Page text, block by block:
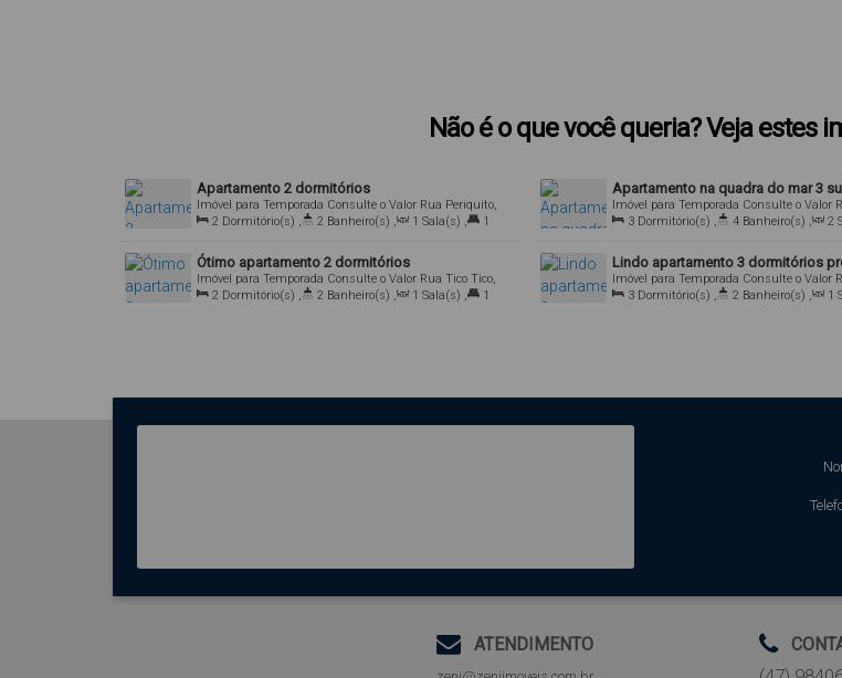
Não é o que você queria? Veja estes
Apartamento 2 dormitórios
Consulte o Valor
Imóvel para Temporada
Rua Periquito,
223, 88215-000, Bombas, Bombinhas, Santa Catarina,
2 Dormitório(s) , 2 Banheiro(s) , 1 Sala(s) ,
1
Apartamento na quadra do mar 3
Consulte o Valor
Imóvel para Temporada
Bombas, Bombinhas, Santa Catarina,
3 Dormitório(s) , 4 Banheiro(s) , 2
Ótimo apartamento 2 dormitórios
Consulte o Valor
Imóvel para Temporada
Rua Tico Tico,
214, 88215-000, Bombas, Bombinhas, Santa Catarina,
2 Dormitório(s) , 2 Banheiro(s) , 1 Sala(s) ,
1
Lindo apartamento 3 dormitórios
Consulte o Valor
Imóvel para Temporada
88215-000, Bombas, Bombinhas, Santa
3 Dormitório(s) , 2 Banheiro(s) , 1
ATENDIMENTO